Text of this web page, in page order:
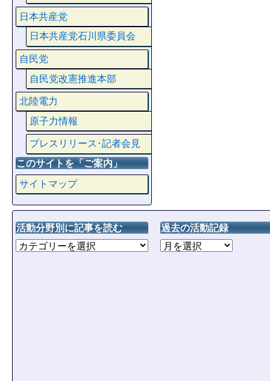
日本共産党
日本共産党石川県委員会
自民党
自民党改憲推進本部
北陸電力
原子力情報
プレスリリース･記者会見
このサイトを「ご案内」
サイトマップ
活動分野別に記事を読む 過去の活動記録